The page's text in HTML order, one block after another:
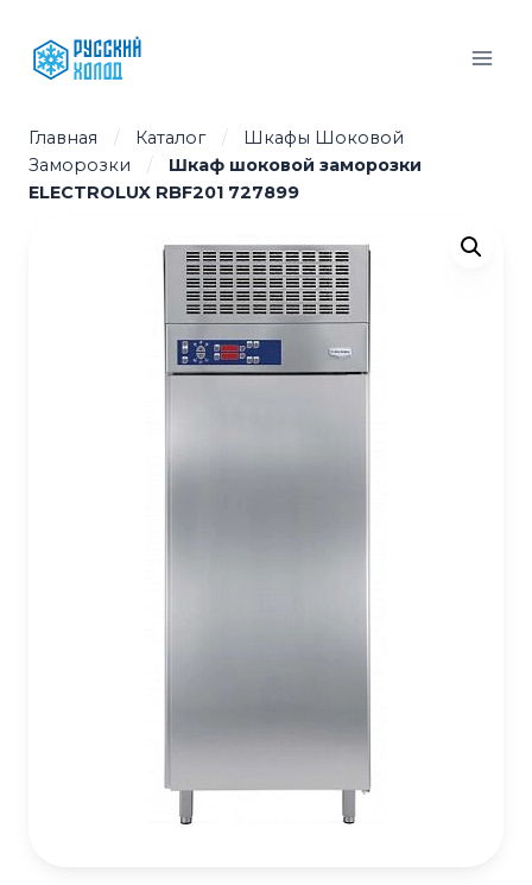
содержимому
Главная / Каталог /
Шкафы Шоковой
Заморозки
/
Шкаф шоковой заморозки
ELECTROLUX RBF201 727899